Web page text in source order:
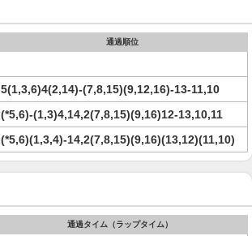
通過順位
5(1,3,6)4(2,14)-(7,8,15)(9,12,16)-13-11,10
(*5,6)-(1,3)4,14,2(7,8,15)(9,16)12-13,10,11
(*5,6)(1,3,4)-14,2(7,8,15)(9,16)(13,12)(11,10)
通過タイム（ラップタイム）